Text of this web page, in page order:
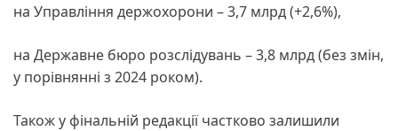
на Управління держохорони – 3,7 млрд (+2,6%),
на Державне бюро розслідувань – 3,8 млрд (без змін,
у порівнянні з 2024 роком).
Також у фінальній редакції частково залишили